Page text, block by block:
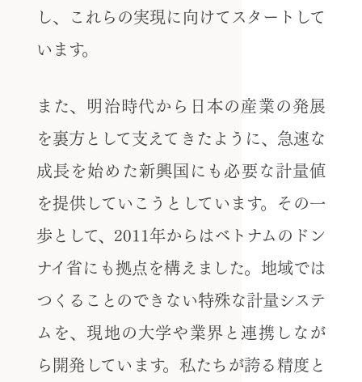
し、これらの実現に向けてスタートして
います。
また、明治時代から日本の産業の発展
を裏方として支えてきたように、急速な
成長を始めた新興国にも必要な計量値
を提供していこうとしています。その一
歩として、2011年からはベトナムのドン
ナイ省にも拠点を構えました。地域では
つくることのできない特殊な計量システ
ムを、現地の大学や業界と連携しなが
ら開発しています。私たちが誇る精度と